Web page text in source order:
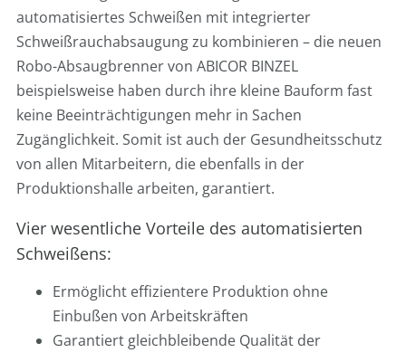
automatisiertes Schweißen mit integrierter
Schweißrauchabsaugung zu kombinieren – die neuen
Robo-Absaugbrenner von ABICOR BINZEL
beispielsweise haben durch ihre kleine Bauform fast
keine Beeinträchtigungen mehr in Sachen
Zugänglichkeit. Somit ist auch der Gesundheitsschutz
von allen Mitarbeitern, die ebenfalls in der
Produktionshalle arbeiten, garantiert.
Vier wesentliche Vorteile des automatisierten
Schweißens:
Ermöglicht effizientere Produktion ohne
Einbußen von Arbeitskräften
Garantiert gleichbleibende Qualität der